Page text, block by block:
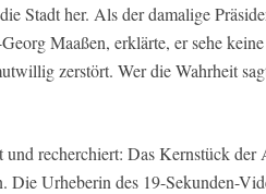
Stadt her. Als der damalige
Maaßen, erklärte, er sehe
zerstört. Wer die Wahrheit
und recherchiert: Das Kernstück
Die Urheberin des 19-Sekunden-